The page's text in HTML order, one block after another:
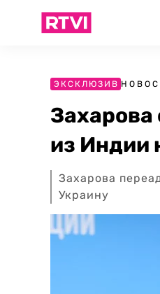
ЭКСКЛЮЗИВ
Захарова
из Индии
Захарова
Украину